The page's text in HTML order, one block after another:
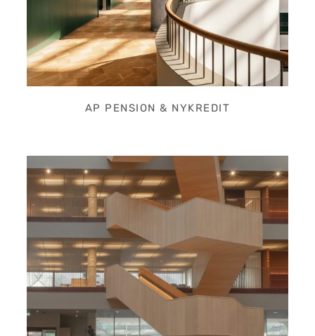
AP PENSION & NYKREDIT